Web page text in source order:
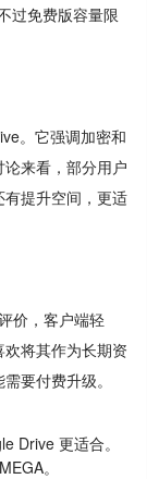
过免费版容量限
。它强调加密和
来看，部分用户
提升空间，更适
价，客户端轻
将其作为长期资
要付费升级。
Drive 更适合。
。